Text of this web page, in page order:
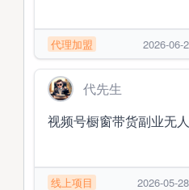
代理加盟 2026-06-
代先生
视频号橱窗带货副业无
线上项目 2026-05-